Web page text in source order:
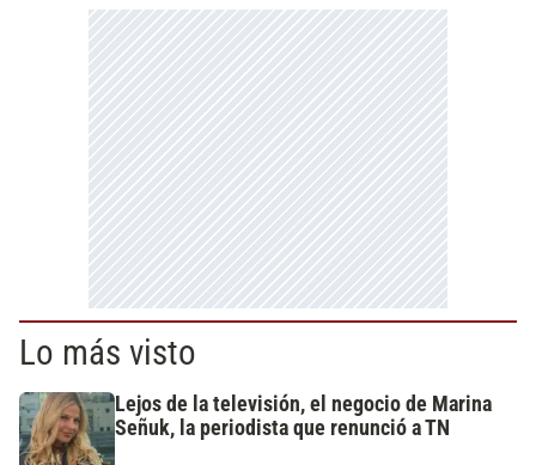
Lo más visto
Lejos de la televisión, el negocio de Marina
Señuk, la periodista que renunció a TN